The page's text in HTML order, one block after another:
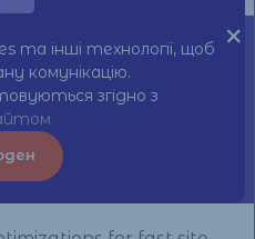
та інші технології, щоб
комунікацію.
згідно з